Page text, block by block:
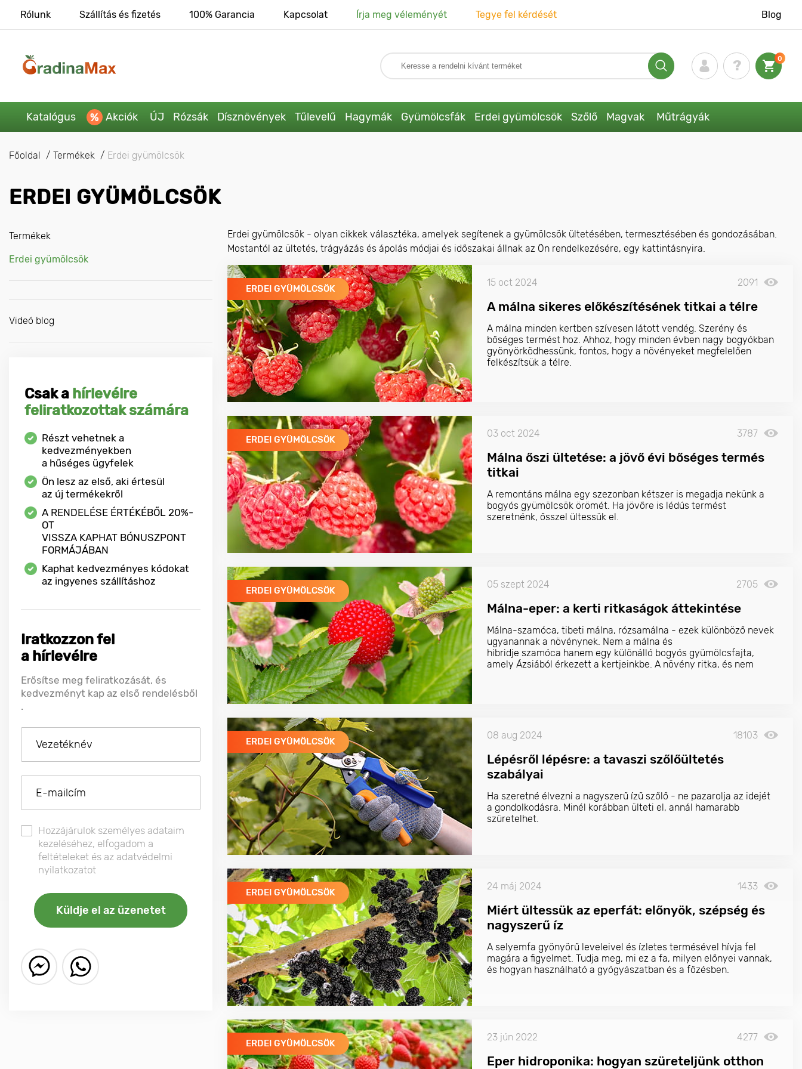
Rólunk Szállítás és fizetés 100% Garancia Kapcsolat Írja meg véleményét Tegye fel kérdését Blog
0
Katalógus Akciók ÚJ Rózsák Dísznövények Tűlevelű Hagymák Gyümölcsfák Erdei gyümölcsök Szőlő Magvak Műtrágyák
Főoldal Termékek Erdei gyümölcsök
ERDEI GYÜMÖLCSÖK
Termékek
Erdei gyümölcsök
Videó blog
Csak a hírlevélre
feliratkozottak számára
Részt vehetnek a
kedvezményekben
a hűséges ügyfelek
Ön lesz az első, aki értesül
az új termékekről
A RENDELÉSE ÉRTÉKÉBŐL 20%-
OT
VISSZA KAPHAT BÓNUSZPONT
FORMÁJÁBAN
Kaphat kedvezményes kódokat
az ingyenes szállításhoz
Iratkozzon fel
a hírlevélre
Erősítse meg feliratkozását, és
kedvezményt kap az első rendelésből
.
Hozzájárulok személyes adataim
kezeléséhez, elfogadom a
feltételeket és az adatvédelmi
nyilatkozatot
Erdei gyümölcsök - olyan cikkek választéka, amelyek segítenek a gyümölcsök ültetésében, termesztésében és gondozásában.
Mostantól az ültetés, trágyázás és ápolás módjai és időszakai állnak az Ön rendelkezésére, egy kattintásnyira.
ERDEI GYÜMÖLCSÖK
15 oct 2024 2091
A málna sikeres előkészítésének titkai a télre
A málna minden kertben szívesen látott vendég. Szerény és
bőséges termést hoz. Ahhoz, hogy minden évben nagy bogyókban
gyönyörködhessünk, fontos, hogy a növényeket megfelelően
felkészítsük a télre.
ERDEI GYÜMÖLCSÖK
03 oct 2024 3787
Málna őszi ültetése: a jövő évi bőséges termés
titkai
A remontáns málna egy szezonban kétszer is megadja nekünk a
bogyós gyümölcsök örömét. Ha jövőre is lédús termést
szeretnénk, ősszel ültessük el.
ERDEI GYÜMÖLCSÖK
05 szept 2024 2705
Málna-eper: a kerti ritkaságok áttekintése
Málna-szamóca, tibeti málna, rózsamálna - ezek különböző nevek
ugyanannak a növénynek. Nem a málna és
hibridje szamóca hanem egy különálló bogyós gyümölcsfajta,
amely Ázsiából érkezett a kertjeinkbe. A növény ritka, és nem
ERDEI GYÜMÖLCSÖK
08 aug 2024 18103
Lépésről lépésre: a tavaszi szőlőültetés
szabályai
Ha szeretné élvezni a nagyszerű ízű szőlő - ne pazarolja az idejét
a gondolkodásra. Minél korábban ülteti el, annál hamarabb
szüretelhet.
ERDEI GYÜMÖLCSÖK
24 máj 2024 1433
Miért ültessük az eperfát: előnyök, szépség és
nagyszerű íz
A selyemfa gyönyörű leveleivel és ízletes termésével hívja fel
magára a figyelmet. Tudja meg, mi ez a fa, milyen előnyei vannak,
és hogyan használható a gyógyászatban és a főzésben.
ERDEI GYÜMÖLCSÖK
23 jún 2022 4277
Eper hidroponika: hogyan szüreteljünk otthon